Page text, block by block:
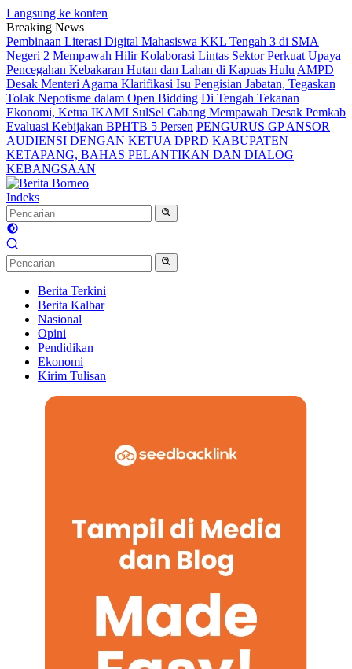
Langsung ke konten
Breaking News
Pembinaan Literasi Digital Mahasiswa KKL Tengah 3 di SMA
Negeri 2 Mempawah Hilir Kolaborasi Lintas Sektor Perkuat Upaya
Pencegahan Kebakaran Hutan dan Lahan di Kapuas Hulu AMPD
Desak Menteri Agama Klarifikasi Isu Pengisian Jabatan, Tegaskan
Tolak Nepotisme dalam Open Bidding Di Tengah Tekanan
Ekonomi, Ketua IKAMI SulSel Cabang Mempawah Desak Pemkab
Evaluasi Kebijakan BPHTB 5 Persen PENGURUS GP ANSOR
AUDIENSI DENGAN KETUA DPRD KABUPATEN
KETAPANG, BAHAS PELANTIKAN DAN DIALOG
KEBANGSAAN
Indeks
Berita Terkini
Berita Kalbar
Nasional
Opini
Pendidikan
Ekonomi
Kirim Tulisan